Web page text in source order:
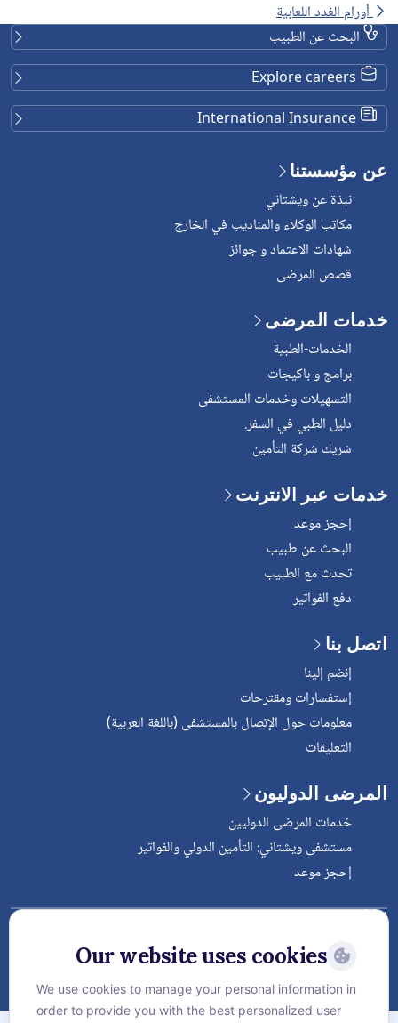
أورام الغدد اللعابية
البحث عن الطبيب
عن مؤسستنا
نبذة عن ويشتاني
مكاتب الوكلاء والمناديب في الخارج
شهادات الاعتماد و جوائز
قصص المرضى
خدمات المرضى
الخدمات-الطبية
برامج و باكيجات
التسهيلات وخدمات المستشفى
دليل الطبي في السفر.
شريك شركة التأمين
خدمات عبر الانترنت
إحجز موعد
البحث عن طبيب
تحدث مع الطبيب
دفع الفواتير
اتصل بنا
إنضم إلينا
إستفسارات ومقترحات
معلومات حول الإتصال بالمستشفى (باللغة العربية)
التعليقات
المرضى الدوليون
خدمات المرضى الدوليين
مستشفى ويشتاني: التأمين الدولي والفواتير
إحجز موعد
Follow Vejthani International
Hospital
Our website uses cookies
We use cookies to manage your personal information in
order to provide you with the best personalized user